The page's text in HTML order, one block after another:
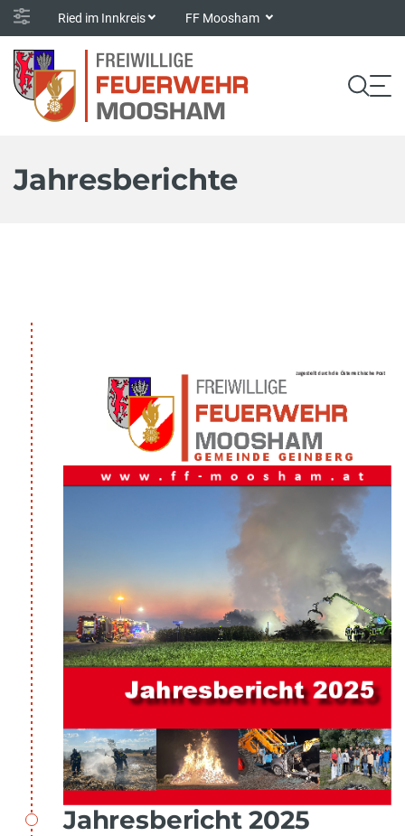
Ried im Innkreis FF Moosham
Jahresberichte
Jahresbericht 2025